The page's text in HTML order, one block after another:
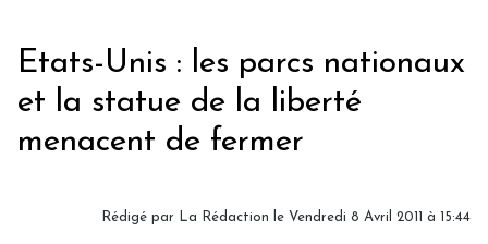
Etats-Unis : les parcs nationaux
et la statue de la liberté
menacent de fermer
Rédigé par La Rédaction le Vendredi 8 Avril 2011 à 15:44